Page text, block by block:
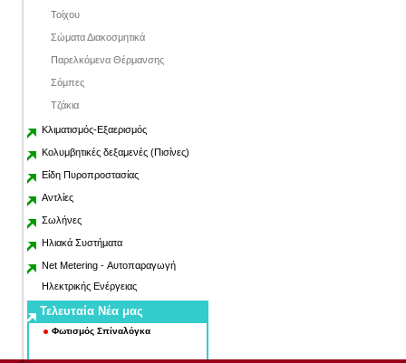
Τοίχου
Σώματα Διακοσμητικά
Παρελκόμενα Θέρμανσης
Σόμπες
Τζάκια
Κλιματισμός-Εξαερισμός
Κολυμβητικές δεξαμενές (Πισίνες)
Είδη Πυροπροστασίας
Αντλίες
Σωλήνες
Ηλιακά Συστήματα
Net Metering - Αυτοπαραγωγή
Ηλεκτρικής Ενέργειας
Τελευταία Νέα μας
Φωτισμός Σπίναλόγκα